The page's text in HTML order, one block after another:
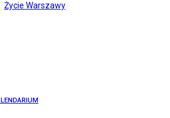
Życie Warszawy